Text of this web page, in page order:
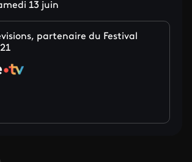
13 juin
partenaire du Festival